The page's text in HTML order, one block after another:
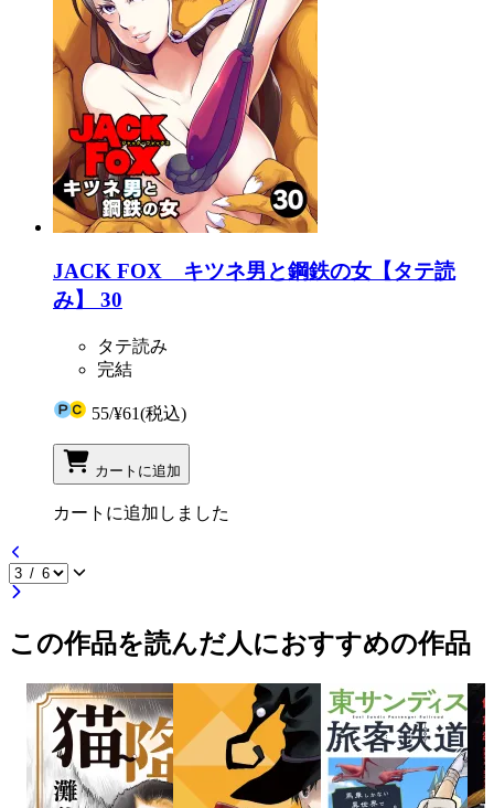
JACK FOX キツネ男と鋼鉄の女【タテ読
み】 30
タテ読み
完結
55/¥61(税込)
カートに追加
カートに追加しました
この作品を読んだ人におすすめの作品